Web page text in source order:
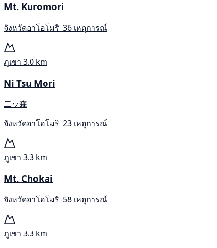
Mt. Kuromori
จังหวัดอาโอโมริ ·36 เหตุการณ์
ภูเขา 3.0 km
Ni Tsu Mori
二ッ森
จังหวัดอาโอโมริ ·23 เหตุการณ์
ภูเขา 3.3 km
Mt. Chokai
จังหวัดอาโอโมริ ·58 เหตุการณ์
ภูเขา 3.3 km